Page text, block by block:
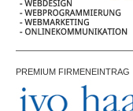
PREMIUM FIRMENEINTRAG